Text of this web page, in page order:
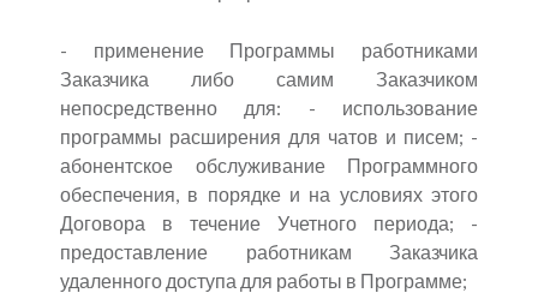
- применение Программы работниками
Заказчика либо самим Заказчиком
непосредственно для: - использование
программы расширения для чатов и писем; -
абонентское обслуживание Программного
обеспечения, в порядке и на условиях этого
Договора в течение Учетного периода; -
предоставление работникам Заказчика
удаленного доступа для работы в Программе;